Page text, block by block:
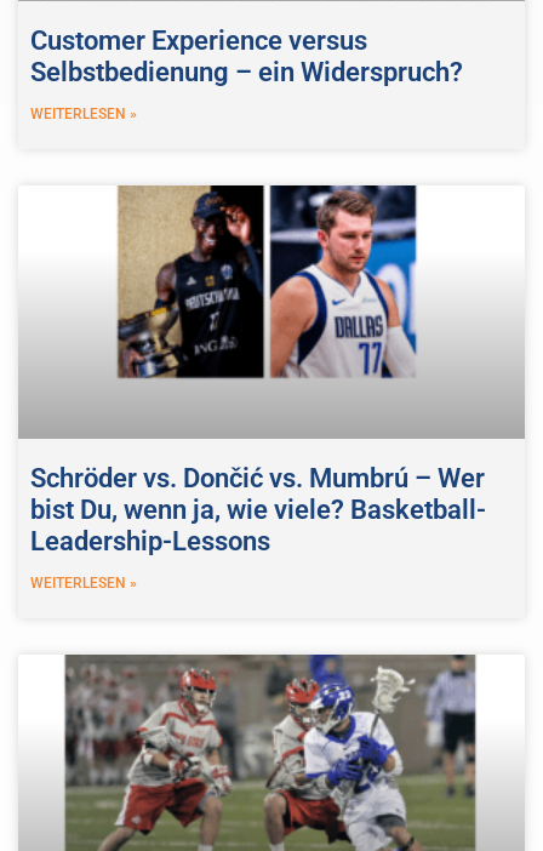
Customer Experience versus
Selbstbedienung – ein Widerspruch?
WEITERLESEN »
Schröder vs. Dončić vs. Mumbrú – Wer
bist Du, wenn ja, wie viele? Basketball-
Leadership-Lessons
WEITERLESEN »